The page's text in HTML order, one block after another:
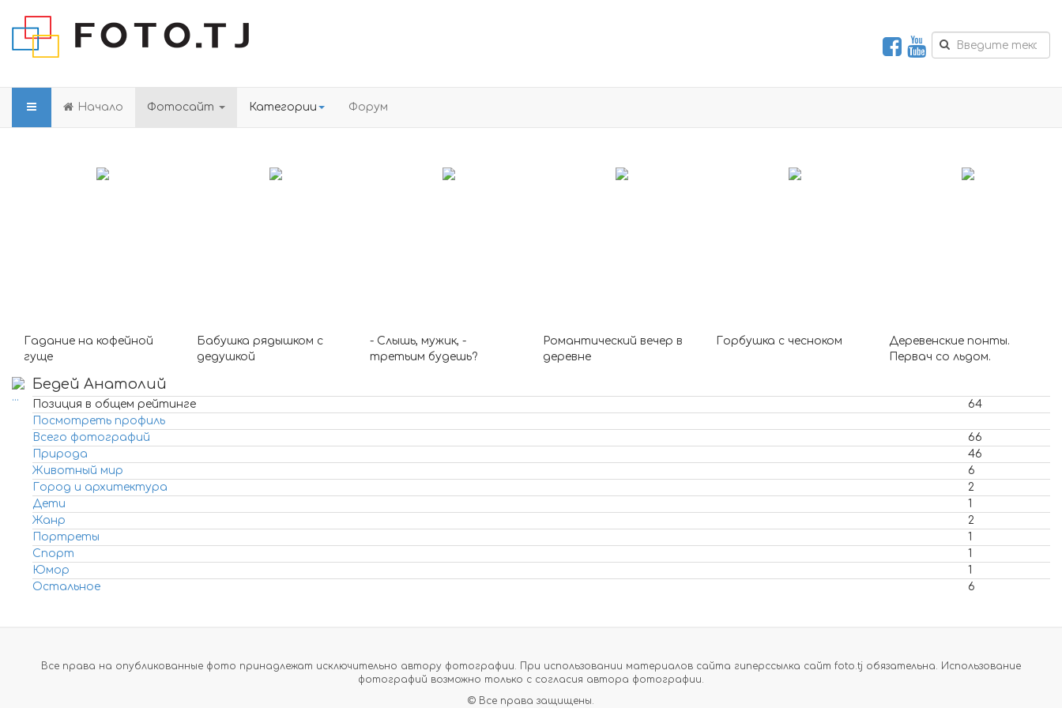
Начало Фотосайт Категории Форум
Гадание на кофейной
гуще
Бабушка рядышком с
дедушкой
- Слышь, мужик, -
третьим будешь?
Романтический вечер в
деревне
Горбушка с чесноком
Деревенские понты.
Первач со льдом.
Бедей Анатолий
Позиция в общем рейтинге
64
Посмотреть профиль
Всего фотографий
66
Природа
46
Животный мир
6
Город и архитектура
2
Дети
1
Жанр
2
Портреты
1
Спорт
1
Юмор
1
Остальное
6
Все права на опубликованные фото принадлежат исключительно автору фотографии. При использовании материалов сайта гиперссылка сайт foto.tj обязательна. Использование
фотографий возможно только с согласия автора фотографии.
© Все права защищены.